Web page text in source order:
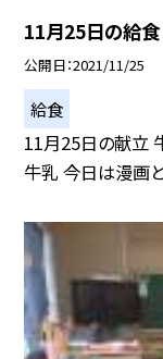
11月25日の給食
公開日 2021/11/25
給食
11月25日の献立
牛乳 今日は漫画